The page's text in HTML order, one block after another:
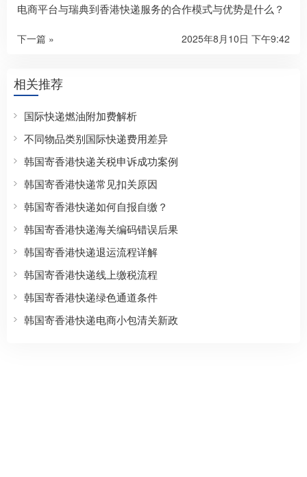
电商平台与瑞典到香港快递服务的合作模式与优势是什么？​
下一篇 » 2025年8月10日 下午9:42
相关推荐
国际快递燃油附加费解析
不同物品类别国际快递费用差异
韩国寄香港快递关税申诉成功案例
韩国寄香港快递常见扣关原因
韩国寄香港快递如何自报自缴？
韩国寄香港快递海关编码错误后果
韩国寄香港快递退运流程详解
韩国寄香港快递线上缴税流程
韩国寄香港快递绿色通道条件
韩国寄香港快递电商小包清关新政